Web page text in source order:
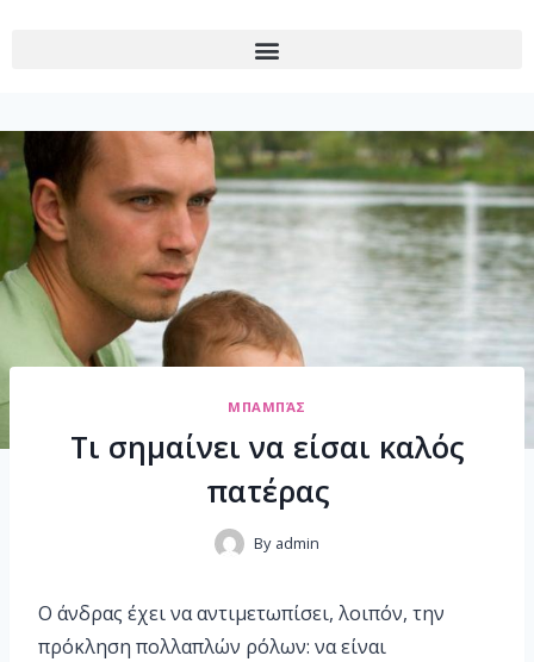
ΜΠΑΜΠΆΣ
Τι σημαίνει να είσαι καλός
πατέρας
By admin
Ο άνδρας έχει να αντιμετωπίσει, λοιπόν, την
πρόκληση πολλαπλών ρόλων: να είναι